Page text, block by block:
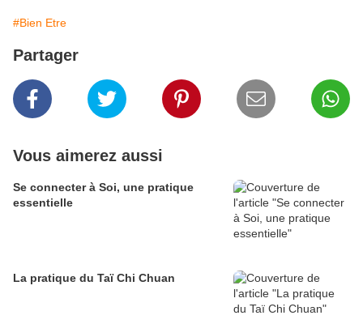
#Bien Etre
Partager
Vous aimerez aussi
Se connecter à Soi, une pratique
essentielle
La pratique du Taï Chi Chuan